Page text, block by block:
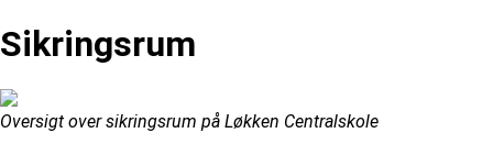
Sikringsrum
Oversigt over sikringsrum på Løkken Centralskole